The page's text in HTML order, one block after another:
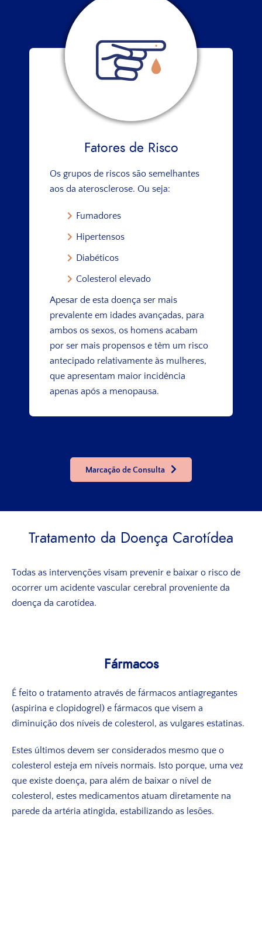
Fatores de Risco
Os grupos de riscos são semelhantes
aos da aterosclerose. Ou seja:
Fumadores
Hipertensos
Diabéticos
Colesterol elevado
Apesar de esta doença ser mais
prevalente em idades avançadas, para
ambos os sexos, os homens acabam
por ser mais propensos e têm um risco
antecipado relativamente às mulheres,
que apresentam maior incidência
apenas após a menopausa.
Marcação de Consulta
Tratamento da Doença Carotídea
Todas as intervenções visam prevenir e baixar o risco de
ocorrer um acidente vascular cerebral proveniente da
doença da carotídea.
Fármacos
É feito o tratamento através de fármacos antiagregantes
(aspirina e clopidogrel) e fármacos que visem a
diminuição dos níveis de colesterol, as vulgares estatinas.
Estes últimos devem ser considerados mesmo que o
colesterol esteja em níveis normais. Isto porque, uma vez
que existe doença, para além de baixar o nível de
colesterol, estes medicamentos atuam diretamente na
parede da artéria atingida, estabilizando as lesões.